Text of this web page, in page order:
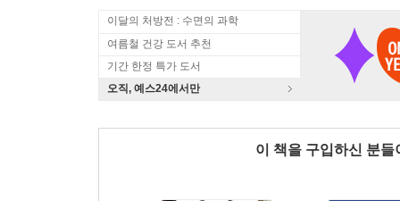
이달의 처방전 : 수면의 과학
여름철 건강 도서 추천
기간 한정 특가 도서
오직, 예스24에서만
이 책을 구입하신 분